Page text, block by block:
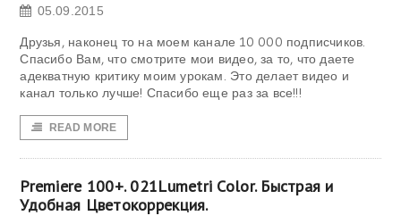
05.09.2015
Друзья, наконец то на моем канале 10 000 подписчиков.
Спасибо Вам, что смотрите мои видео, за то, что даете
адекватную критику моим урокам. Это делает видео и
канал только лучше! Спасибо еще раз за все!!!
READ MORE
Premiere 100+. 021Lumetri Color. Быстрая и
Удобная Цветокоррекция.